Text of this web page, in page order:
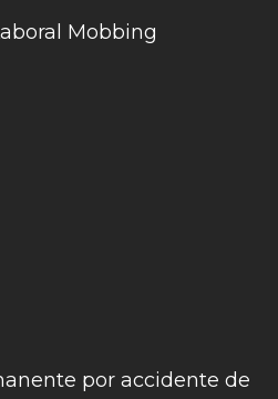
Mobbing
por accidente de